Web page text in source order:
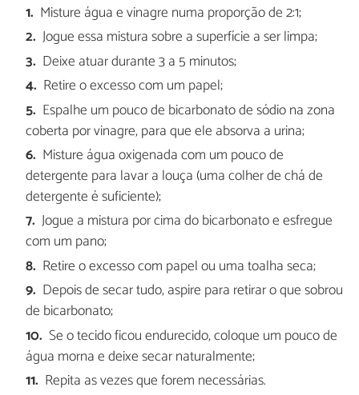
Misture água e vinagre numa proporção de 2:1;
Jogue essa mistura sobre a superfície a ser limpa;
Deixe atuar durante 3 a 5 minutos;
Retire o excesso com um papel;
Espalhe um pouco de bicarbonato de sódio na zona
coberta por vinagre, para que ele absorva a urina;
Misture água oxigenada com um pouco de
detergente para lavar a louça (uma colher de chá de
detergente é suficiente);
Jogue a mistura por cima do bicarbonato e esfregue
com um pano;
Retire o excesso com papel ou uma toalha seca;
Depois de secar tudo, aspire para retirar o que sobrou
de bicarbonato;
Se o tecido ficou endurecido, coloque um pouco de
água morna e deixe secar naturalmente;
Repita as vezes que forem necessárias.